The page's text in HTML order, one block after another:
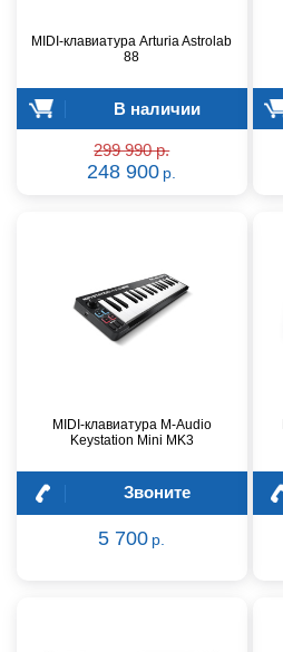
MIDI-клавиатура Arturia Astrolab
88
В наличии
299 990 р.
248 900 р.
MIDI-клавиатура M-Audio
Keystation Mini MK3
Звоните
5 700 р.